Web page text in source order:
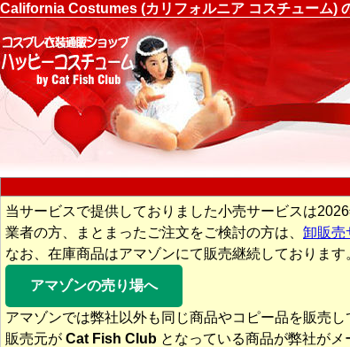
California Costumes (カリフォルニア コスチューム)
当サービスで提供しておりました小売サービスは
業者の方、まとまったご注文をご検討の方は、 卸販売
なお、在庫商品はアマゾンにて販売継続しております
アマゾンの売り場へ
アマゾンでは弊社以外も同じ商品やコピー品を販売し
販売元が Cat Fish Club となっている商品が弊社がメ